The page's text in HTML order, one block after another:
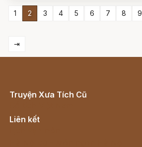
1 2 3 4 5 6 7 8 9
⇥
Truyện Xưa Tích Cũ
Liên kết